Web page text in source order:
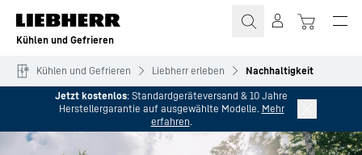
Zum Inhalt springen
Kühlen und Gefrieren
Kühlen und Gefrieren Liebherr erleben Nachhaltigkeit
Jetzt kostenlos: Standardgeräteversand & 10 Jahre
Herstellergarantie auf ausgewählte Modelle. Mehr
erfahren.